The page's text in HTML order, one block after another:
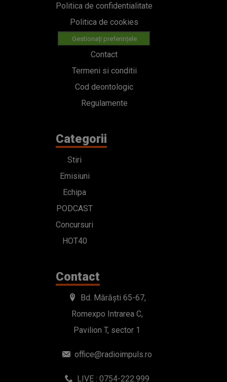
Politica de confidentialitate
Politica de cookies
Gestionați preferințele
Contact
Termeni si conditii
Cod deontologic
Regulamente
Categorii
Stiri
Emisiuni
Echipa
PODCAST
Concursuri
HOT40
Contact
Bd. Mărăști 65-67,
Romexpo Intrarea C,
Pavilion T, sector 1
office@radioimpuls.ro
LIVE : 0754-222.999